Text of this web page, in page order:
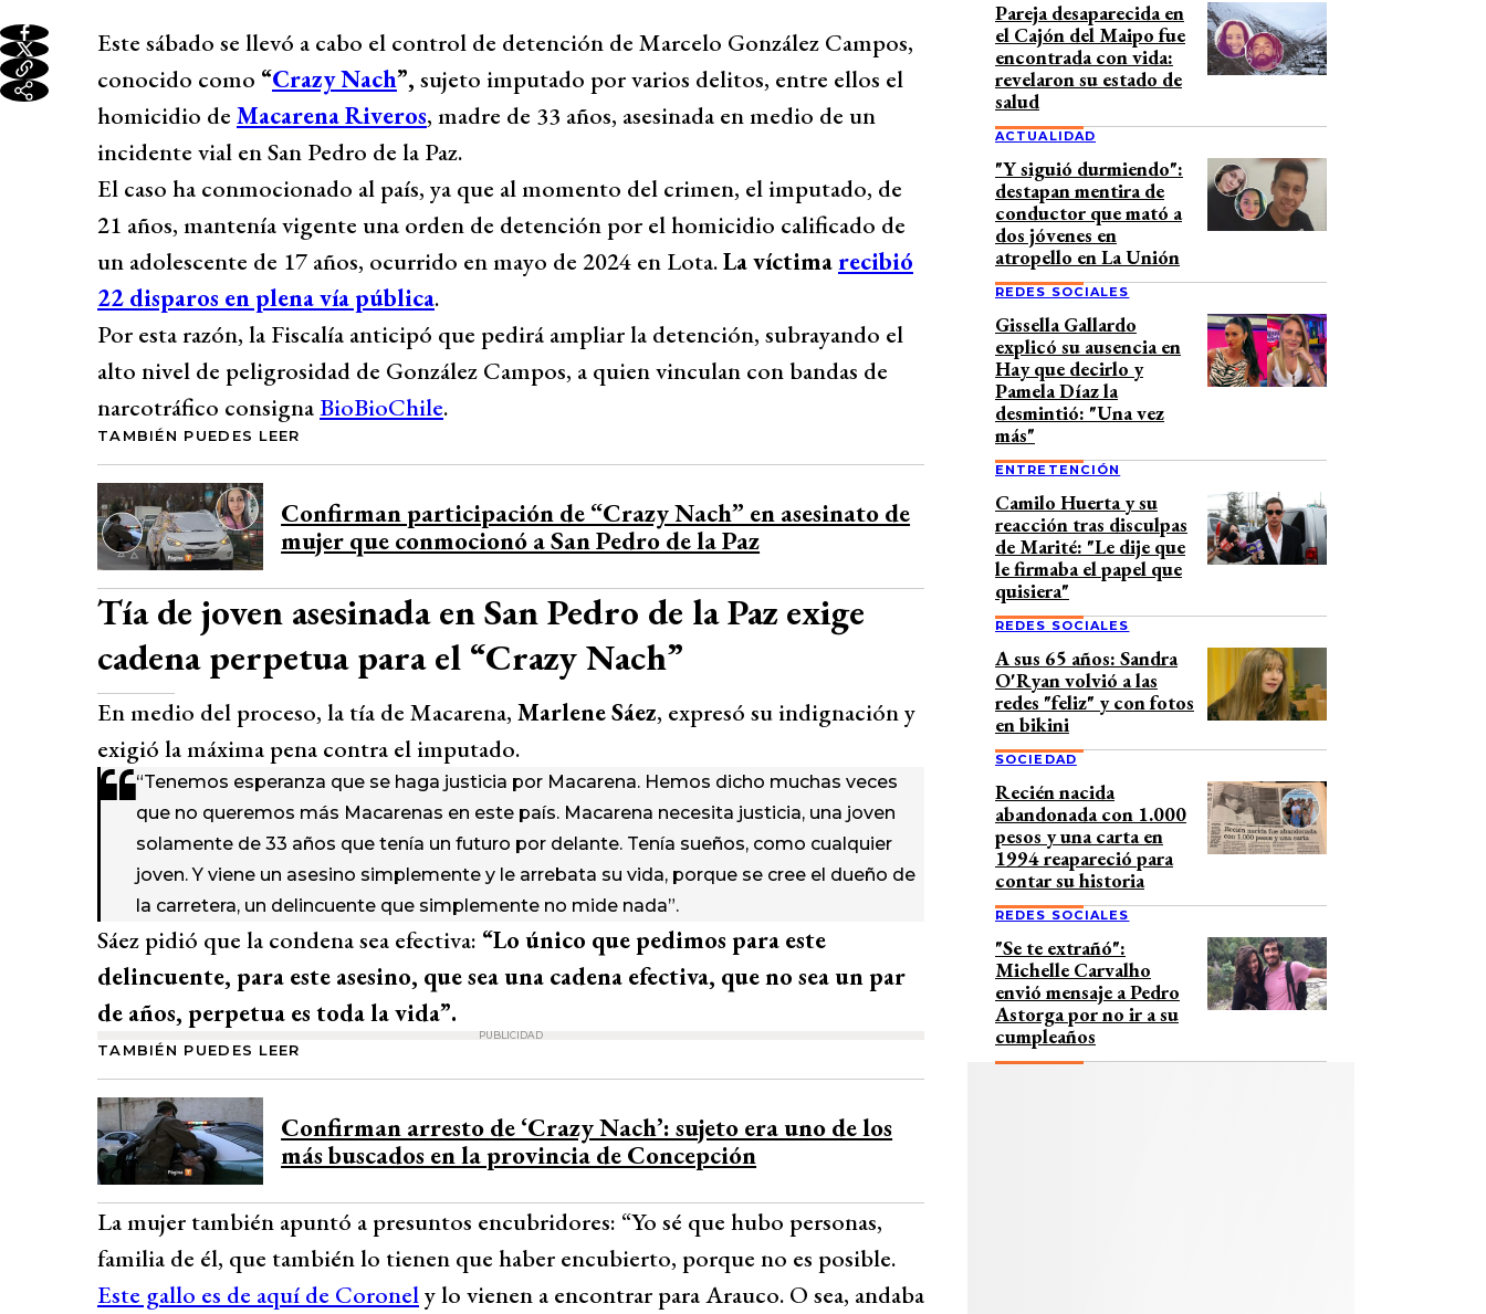
Este sábado se llevó a cabo el control de detención de Marcelo González Campos,
conocido como “Crazy Nach”, sujeto imputado por varios delitos, entre ellos el
homicidio de Macarena Riveros, madre de 33 años, asesinada en medio de un
incidente vial en San Pedro de la Paz.
El caso ha conmocionado al país, ya que al momento del crimen, el imputado, de
21 años, mantenía vigente una orden de detención por el homicidio calificado de
un adolescente de 17 años, ocurrido en mayo de 2024 en Lota.La víctimarecibió
22 disparos en plena vía pública.
Por esta razón, la Fiscalía anticipó que pedirá ampliar la detención, subrayando el
alto nivel de peligrosidad de González Campos, a quien vinculan con bandas de
narcotráfico consigna BioBioChile.
TAMBIÉN PUEDES LEER
Confirman participación de “Crazy Nach” en asesinato de
mujer que conmocionó a San Pedro de la Paz
Tía de joven asesinada en San Pedro de la Paz exige
cadena perpetua para el “Crazy Nach”
En medio del proceso, la tía de Macarena, Marlene Sáez, expresó su indignación y
exigió la máxima pena contra el imputado.
“Tenemos esperanza que se haga justicia por Macarena. Hemos dicho muchas veces
que no queremos más Macarenas en este país. Macarena necesita justicia, una joven
solamente de 33 años que tenía un futuro por delante. Tenía sueños, como cualquier
joven. Y viene un asesino simplemente y le arrebata su vida, porque se cree el dueño de
la carretera, un delincuente que simplemente no mide nada”.
Sáez pidió que la condena sea efectiva: “Lo único que pedimos para este
delincuente, para este asesino, que sea una cadena efectiva, que no sea un par
de años, perpetua es toda la vida”.
PUBLICIDAD
TAMBIÉN PUEDES LEER
Confirman arresto de ‘Crazy Nach’: sujeto era uno de los
más buscados en la provincia de Concepción
La mujer también apuntó a presuntos encubridores: “Yo sé que hubo personas,
familia de él, que también lo tienen que haber encubierto, porque no es posible.
Este gallo es de aquí de Coronely lo vienen a encontrar para Arauco. O sea, andaba
Pareja desaparecida en
el Cajón del Maipo fue
encontrada con vida:
revelaron su estado de
salud
ACTUALIDAD
"Y siguió durmiendo":
destapan mentira de
conductor que mató a
dos jóvenes en
atropello en La Unión
REDES SOCIALES
Gissella Gallardo
explicó su ausencia en
Hay que decirlo y
Pamela Díaz la
desmintió: "Una vez
más"
ENTRETENCIÓN
Camilo Huerta y su
reacción tras disculpas
de Marité: "Le dije que
le firmaba el papel que
quisiera"
REDES SOCIALES
A sus 65 años: Sandra
O'Ryan volvió a las
redes "feliz" y con fotos
en bikini
SOCIEDAD
Recién nacida
abandonada con 1.000
pesos y una carta en
1994 reapareció para
contar su historia
REDES SOCIALES
"Se te extrañó":
Michelle Carvalho
envió mensaje a Pedro
Astorga por no ir a su
cumpleaños